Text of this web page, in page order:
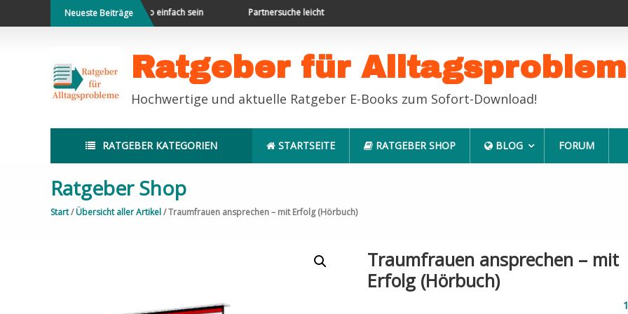
zum
Neueste Beiträge
Geld sparen kann so einfach sein Partnersuche leicht gemacht Haustiere
Ratgeber für
Hochwertige und aktuelle Ratgeber E-Books zum Sofort-Download!
RATGEBER KATEGORIEN STARTSEITE RATGEBER SHOP BLOG FORUM
Ratgeber Shop
Start/Übersicht aller Artikel/ Traumfrauen ansprechen – mit Erfolg (Hörbuch)
Traumfrauen ansprechen – mit
Erfolg (Hörbuch)